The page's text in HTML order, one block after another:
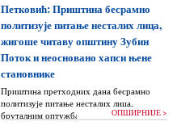
Петковић: Приштина бесрамно
политизује питање несталих лица,
жигоше читаву општину Зубин
Поток и неосновано хапси њене
становнике
Приштина претходних дана бесрамно
политизује питање несталих лица,
бруталним оптужбама на рачун Београда
ОПШИРНИЈЕ >